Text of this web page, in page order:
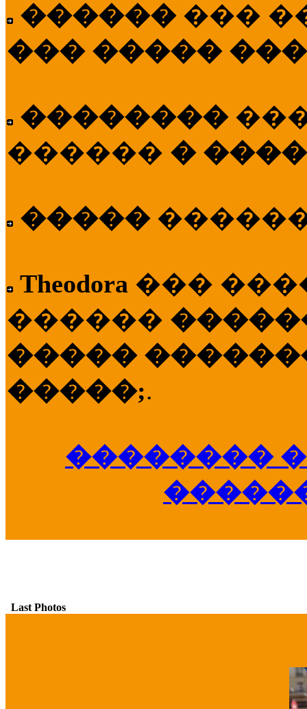
������ ���
��� �����
��������
������ �
�����
Theodora ���
������
�����
�����;.
��������
Last Photos